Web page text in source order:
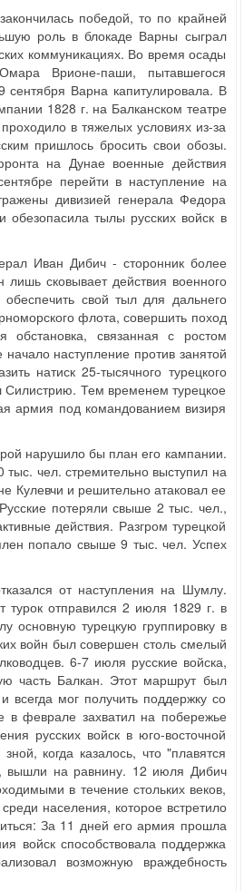
победой, то по крайней
роль в блокаде Варны сыграл
коммуникациях. Во время осады
Врионе-паши, пытавшегося
Варна капитулировала. В
1828 г. на Балканском театре
в тяжелых условиях из-за
пришлось бросить свои обозы.
на Дунае военные действия
перейти в наступление на
дивизией генерала Федора
тылы русских войск в
Иван Дибич - сторонник более
сковывает действия военного
свой тыл для дальнего
флота, совершить поход
обстановка, связанная с ростом
наступление против занятой
натиск 25-тысячного турецкого
Тем временем турецкое
армия под командованием визиря
нарушило бы план его кампании.
чел. стремительно выступил на
Кулевчи и решительно атаковал ее
потеряли свыше 2 тыс. чел.,
действия. Разгром турецкой
попало свыше 9 тыс. чел. Успех
от наступления на Шумлу.
турок отправился 2 июля 1829 г. в
основную турецкую группировку в
войн был совершен столь смелый
6-7 июля русские войска,
часть Балкан. Этот маршрут был
мог получить поддержку со
в феврале захватил на побережье
русских войск в юго-восточной
когда казалось, что "плавятся
вышли на равнину. 12 июля Дибич
в течение стольких веков,
населения, которое встретило
За 11 дней его армия прошла
войск способствовала поддержка
возможную враждебность